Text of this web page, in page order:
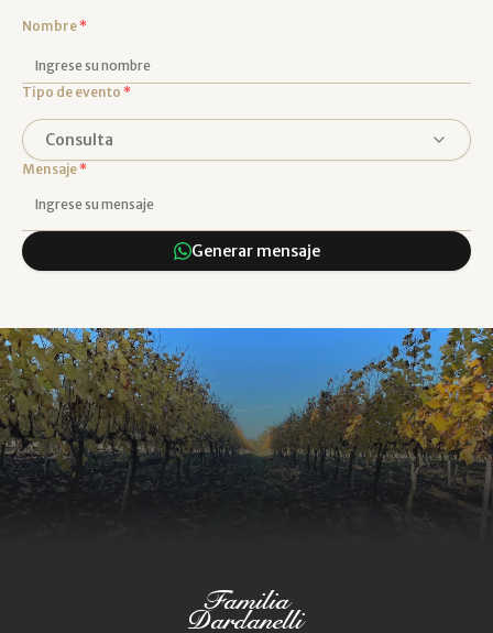
Nombre*
Tipo de evento *
Consulta
Mensaje*
Generar mensaje
Familia
Dardanelli